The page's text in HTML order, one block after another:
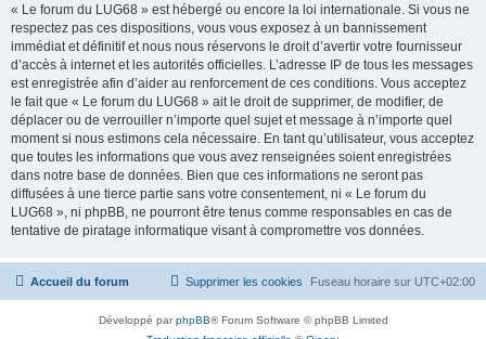
« Le forum du LUG68 » est hébergé ou encore la loi internationale. Si vous ne
respectez pas ces dispositions, vous vous exposez à un bannissement
immédiat et définitif et nous nous réservons le droit d’avertir votre fournisseur
d’accès à internet et les autorités officielles. L’adresse IP de tous les messages
est enregistrée afin d’aider au renforcement de ces conditions. Vous acceptez
le fait que « Le forum du LUG68 » ait le droit de supprimer, de modifier, de
déplacer ou de verrouiller n’importe quel sujet et message à n’importe quel
moment si nous estimons cela nécessaire. En tant qu’utilisateur, vous acceptez
que toutes les informations que vous avez renseignées soient enregistrées
dans notre base de données. Bien que ces informations ne seront pas
diffusées à une tierce partie sans votre consentement, ni « Le forum du
LUG68 », ni phpBB, ne pourront être tenus comme responsables en cas de
tentative de piratage informatique visant à compromettre vos données.
Accueil du forum Fuseau horaire sur UTC+02:00
Supprimer les cookies
Développé parphpBB® Forum Software © phpBB Limited